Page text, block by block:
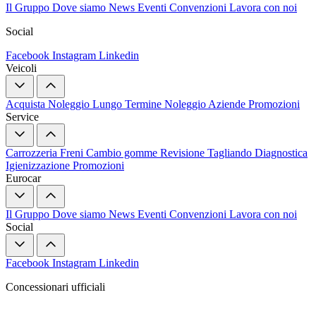
Il Gruppo Dove siamo News Eventi Convenzioni Lavora con noi
Social
Facebook Instagram Linkedin
Veicoli
Acquista Noleggio Lungo Termine Noleggio Aziende Promozioni
Service
Carrozzeria Freni Cambio gomme Revisione Tagliando Diagnostica
Igienizzazione Promozioni
Eurocar
Il Gruppo Dove siamo News Eventi Convenzioni Lavora con noi
Social
Facebook Instagram Linkedin
Concessionari ufficiali